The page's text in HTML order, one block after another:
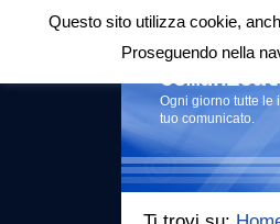
Login|RSS |
Ogni giorno tutte le
tuo comunicato.
Questo sito utilizza cookie,
Proseguendo nella